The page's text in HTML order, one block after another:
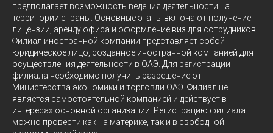
предполагает возможность ведения деятельности на
территории страны. Основные этапы включают получение
лицензии, аренду офиса и оформление виз для сотрудников.
Филиал иностранной компании представляет собой
юридическое лицо, созданное иностранной компанией для
осуществления деятельности в ОАЭ. Для регистрации
филиала необходимо получить разрешение от
Министерства экономики и торговли ОАЭ. Филиал не
является самостоятельной компанией и действует в
интересах основной организации. Регистрацию филиала
можно провести как на материке, так и в свободной